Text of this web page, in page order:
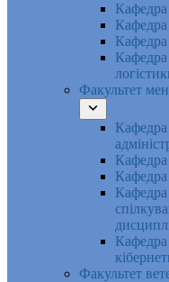
Кафедра
Кафедра
Кафедра
Кафедра
Факультет
Кафедра
Кафедра
Кафедра
Факультет